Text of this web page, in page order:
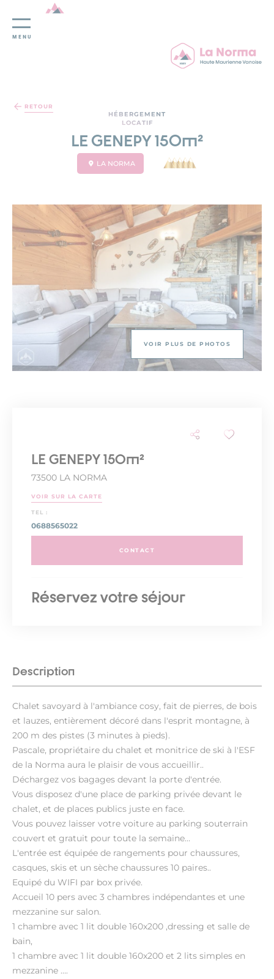
MENU
RETOUR
HÉBERGEMENT
LOCATIF
LE GENEPY 150m²
LA NORMA
VOIR PLUS DE PHOTOS
Description
Chalet savoyard à l'ambiance cosy, fait de pierres, de bois
et lauzes, entièrement décoré dans l'esprit montagne, à
200 m des pistes (3 minutes à pieds).
Pascale, propriétaire du chalet et monitrice de ski à l'ESF
de la Norma aura le plaisir de vous accueillir..
Déchargez vos bagages devant la porte d'entrée.
Vous disposez d'une place de parking privée devant le
chalet, et de places publics juste en face.
Vous pouvez laisser votre voiture au parking souterrain
couvert et gratuit pour toute la semaine…
L'entrée est équipée de rangements pour chaussures,
casques, skis et un sèche chaussures 10 paires..
Equipé du WIFI par box privée.
Accueil 10 pers avec 3 chambres indépendantes et une
mezzanine sur salon.
1 chambre avec 1 lit double 160x200 ,dressing et salle de
bain,
1 chambre avec 1 lit double 160x200 et 2 lits simples en
mezzanine ….
LE GENEPY 150m²
73500 LA NORMA
VOIR SUR LA CARTE
TEL :
0688565022
CONTACT
Réservez votre séjour